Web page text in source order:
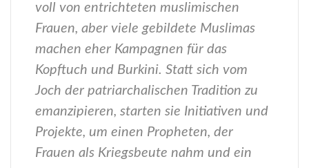
voll von entrichteten muslimischen
Frauen, aber viele gebildete Muslimas
machen eher Kampagnen für das
Kopftuch und Burkini. Statt sich vom
Joch der patriarchalischen Tradition zu
emanzipieren, starten sie Initiativen und
Projekte, um einen Propheten, der
Frauen als Kriegsbeute nahm und ein